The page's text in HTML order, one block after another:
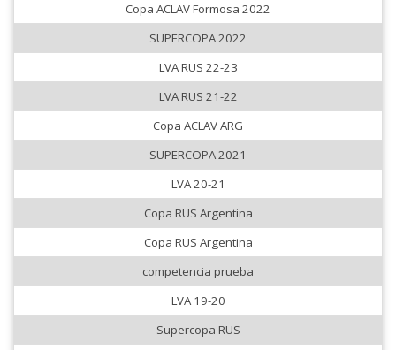
Copa ACLAV Formosa 2022
SUPERCOPA 2022
LVA RUS 22-23
LVA RUS 21-22
Copa ACLAV ARG
SUPERCOPA 2021
LVA 20-21
Copa RUS Argentina
Copa RUS Argentina
competencia prueba
LVA 19-20
Supercopa RUS